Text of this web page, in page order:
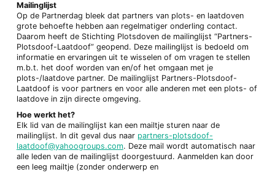
Mailinglijst
Op de Partnerdag bleek dat partners van plots- en laatdoven
grote behoefte hebben aan regelmatiger onderling contact.
Daarom heeft de Stichting Plotsdoven de mailinglijst “Partners-
Plotsdoof-Laatdoof” geopend. Deze mailinglijst is bedoeld om
informatie en ervaringen uit te wisselen of om vragen te stellen
m.b.t. het doof worden van en/of het omgaan met je
plots-/laatdove partner. De mailinglijst Partners-Plotsdoof-
Laatdoof is voor partners en voor alle anderen met een plots- of
laatdove in zijn directe omgeving.
Hoe werkt het?
Elk lid van de mailinglijst kan een mailtje sturen naar de
mailinglijst. In dit geval dus naar partners-plotsdoof-
laatdoof@yahoogroups.com. Deze mail wordt automatisch naar
alle leden van de mailinglijst doorgestuurd. Aanmelden kan door
een leeg mailtje (zonder onderwerp en